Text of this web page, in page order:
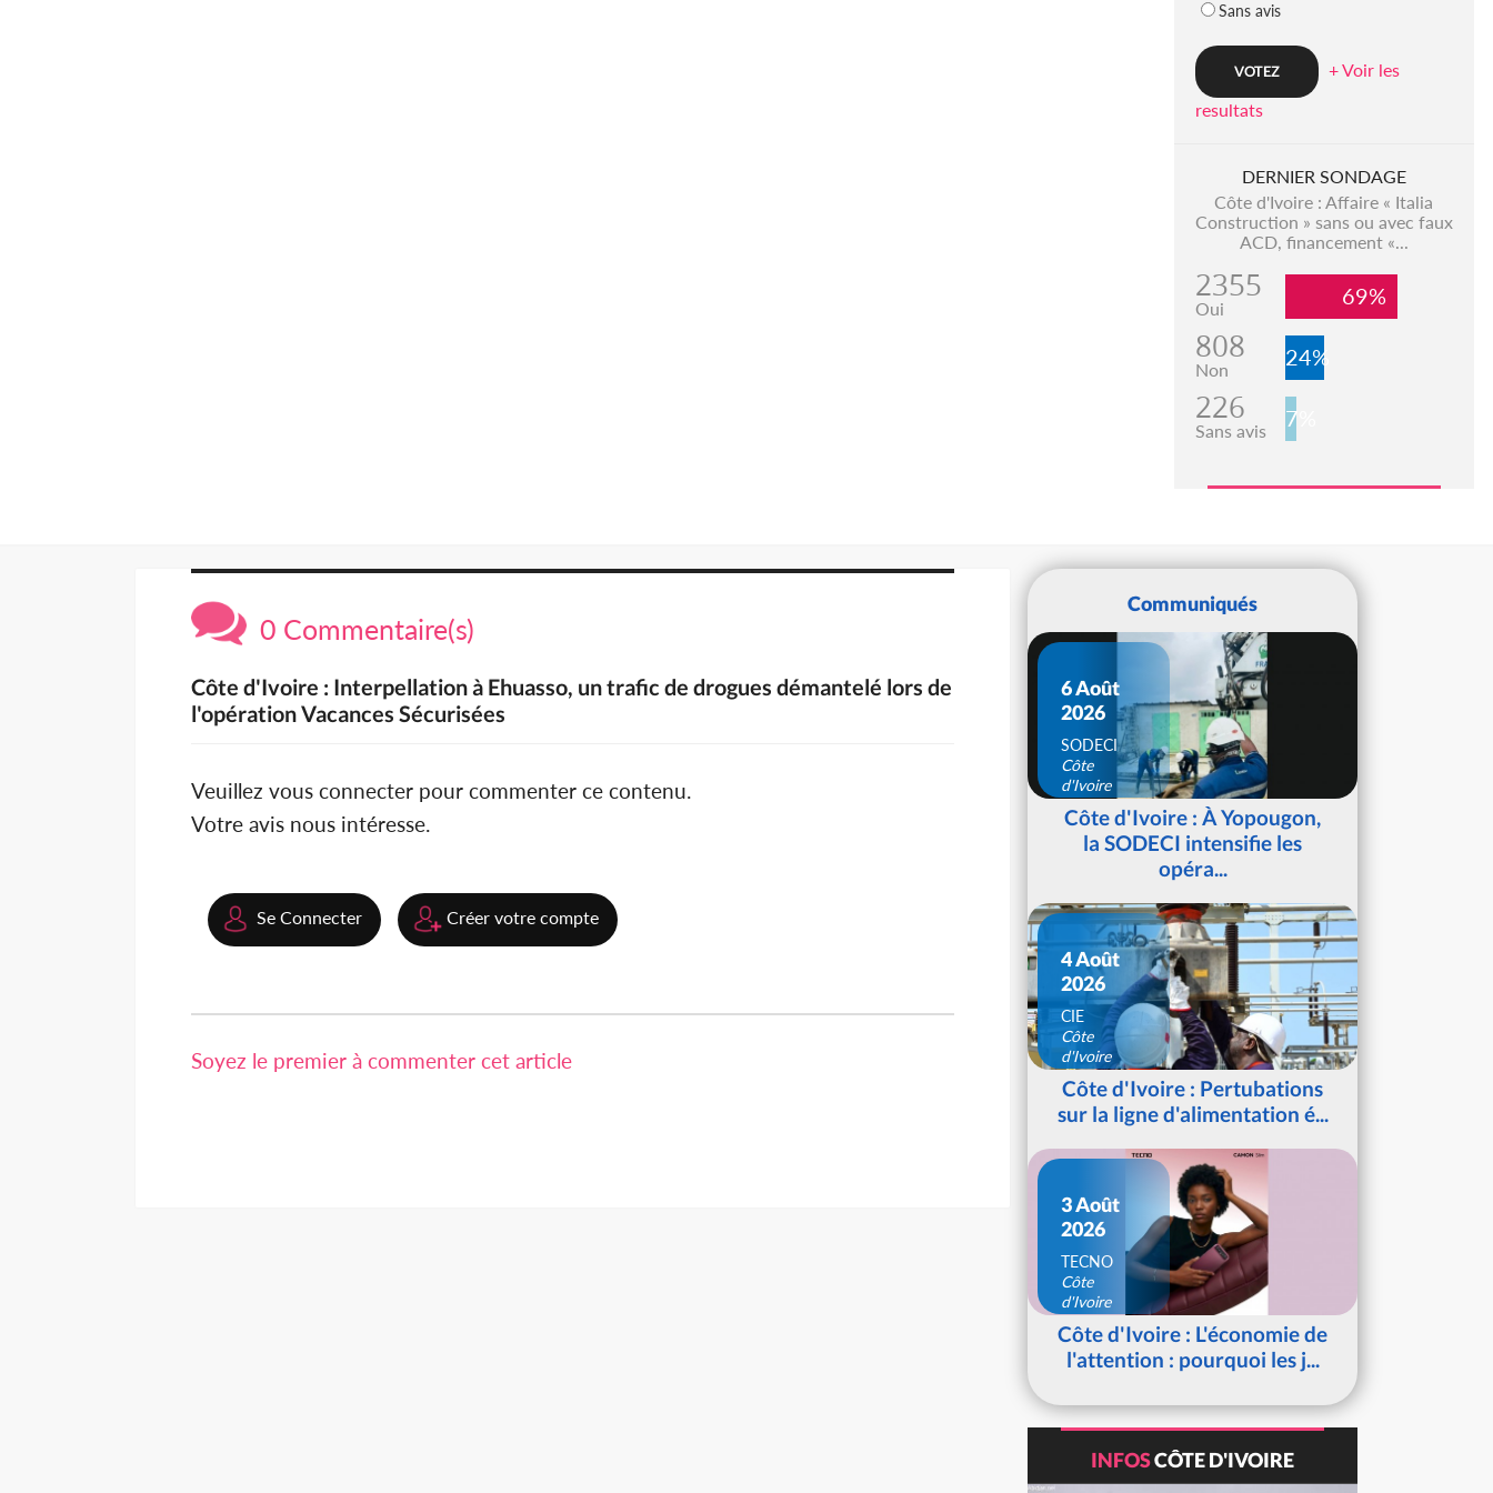
Sans avis
+ Voir les
resultats
DERNIER SONDAGE
Côte d'Ivoire : Affaire « Italia
Construction » sans ou avec faux
ACD, financement «...
2355
Oui 69%
808
Non 24%
226
Sans avis 7%
0 Commentaire(s)
Côte d'Ivoire : Interpellation à Ehuasso, un trafic de drogues démantelé lors de
l'opération Vacances Sécurisées
Veuillez vous connecter pour commenter ce contenu.
Votre avis nous intéresse.
Se Connecter Créer votre compte
Soyez le premier à commenter cet article
Communiqués
6 Août
2026
SODECI
Côte
d'Ivoire
Côte d'Ivoire : À Yopougon,
la SODECI intensifie les
opéra...
4 Août
2026
CIE
Côte
d'Ivoire
Côte d'Ivoire : Pertubations
sur la ligne d'alimentation é...
3 Août
2026
TECNO
Côte
d'Ivoire
Côte d'Ivoire : L'économie de
l'attention : pourquoi les j...
INFOSCÔTE D'IVOIRE